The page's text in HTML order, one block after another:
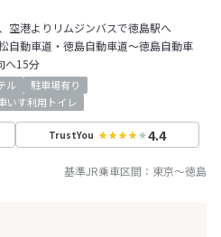
空港よりリムジンバスで徳島駅へ
自動車道・徳島自動車道～徳島自動車
へ15分
ル
駐車場有り
いす利用トイレ
TrustYou 4.4
基準JR乗車区間： 東京～徳島